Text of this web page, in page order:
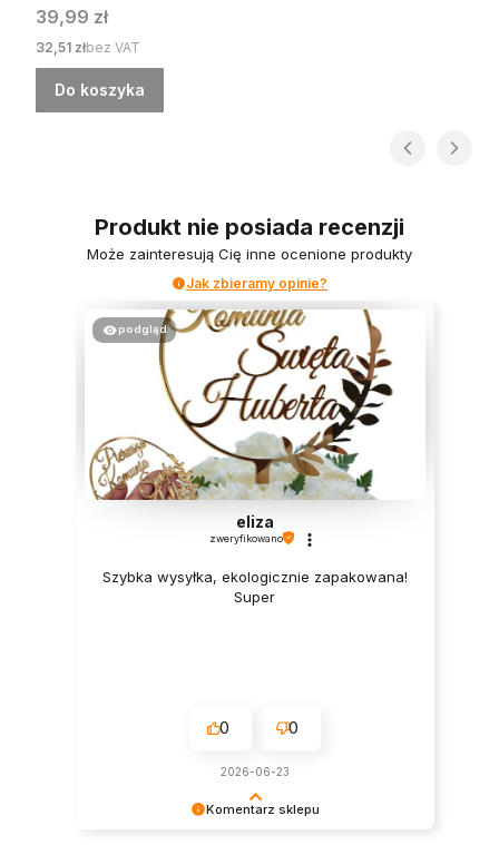
Cena
39,99 zł
Cena
32,51 złbez VAT
Do koszyka
Produkt nie posiada recenzji
Może zainteresują Cię inne ocenione produkty
Jak zbieramy opinie?
Komentarz sklepu
podgląd
eliza
zweryfikowano
Szybka wysyłka, ekologicznie zapakowana!
Super
0 0
2026-06-23